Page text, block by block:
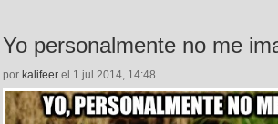
Yo personalmente no me
por kalifeer el 1 jul 2014, 14:48